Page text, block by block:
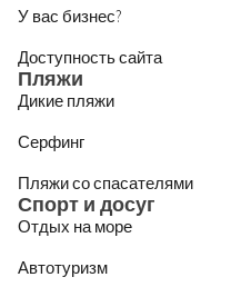
У вас бизнес?
Доступность сайта
Пляжи
Дикие пляжи
Серфинг
Пляжи со спасателями
Спорт и досуг
Отдых на море
Автотуризм